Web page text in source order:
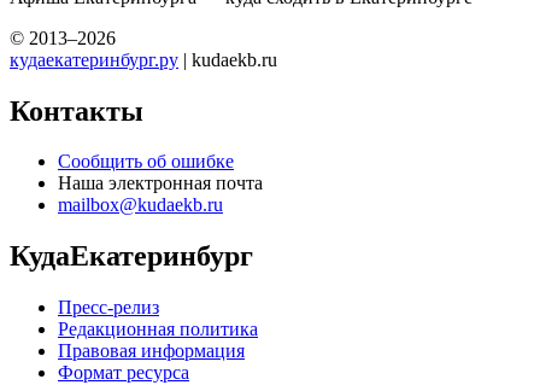
© 2013–2026
кудаекатеринбург.ру | kudaekb.ru
Контакты
Сообщить об ошибке
Наша электронная почта
mailbox@kudaekb.ru
КудаЕкатеринбург
Пресс-релиз
Редакционная политика
Правовая информация
Формат ресурса